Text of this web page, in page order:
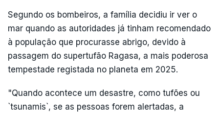
Segundo os bombeiros, a família decidiu ir ver o
mar quando as autoridades já tinham recomendado
à população que procurasse abrigo, devido à
passagem do supertufão Ragasa, a mais poderosa
tempestade registada no planeta em 2025.
"Quando acontece um desastre, como tufões ou
`tsunamis`, se as pessoas forem alertadas, a